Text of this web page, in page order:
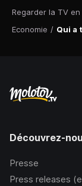
Regarder la TV
Economie / Qui a
Découvrez-
Presse
Press releases